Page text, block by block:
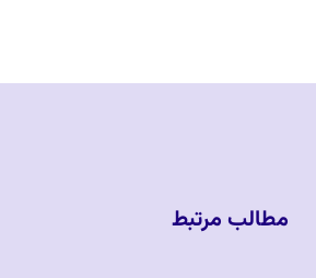
مطالب مرتبط